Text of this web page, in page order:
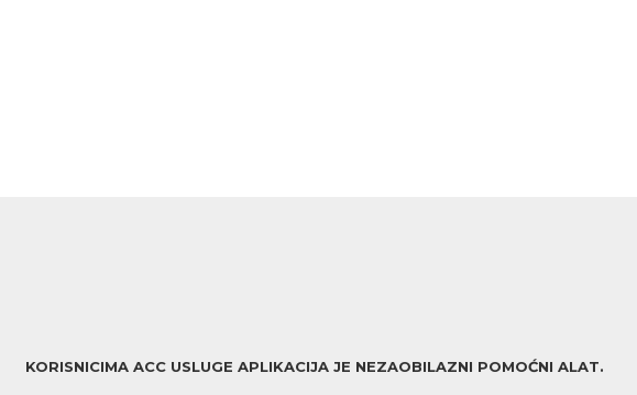
KORISNICIMA ACC USLUGE APLIKACIJA JE NEZAOBILAZNI POMOĆNI ALAT.